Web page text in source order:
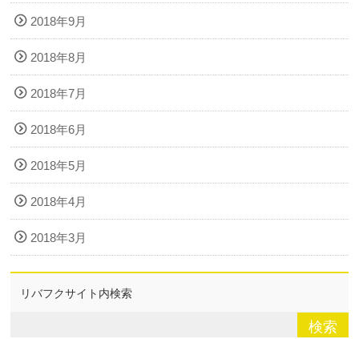
2018年9月
2018年8月
2018年7月
2018年6月
2018年5月
2018年4月
2018年3月
リバフクサイト内検索